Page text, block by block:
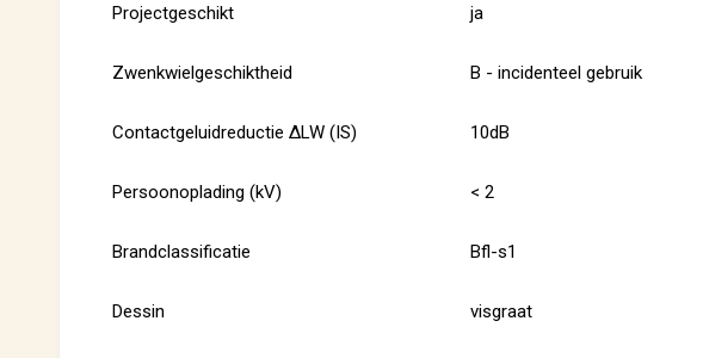
Projectgeschikt ja
Zwenkwielgeschiktheid B - incidenteel gebruik
Contactgeluidreductie ∆LW (IS) 10dB
Persoonoplading (kV) < 2
Brandclassificatie Bfl-s1
Dessin visgraat